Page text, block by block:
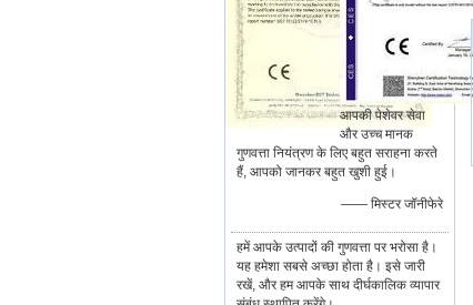
आपकी पेशेवर सेवा
और उच्च मानक
गुणवत्ता नियंत्रण के लिए बहुत सराहना करते
हैं, आपको जानकर बहुत खुशी हुई।
—— मिस्टर जॉनीफेरे
हमें आपके उत्पादों की गुणवत्ता पर भरोसा है।
यह हमेशा सबसे अच्छा होता है। इसे जारी
रखें, और हम आपके साथ दीर्घकालिक व्यापार